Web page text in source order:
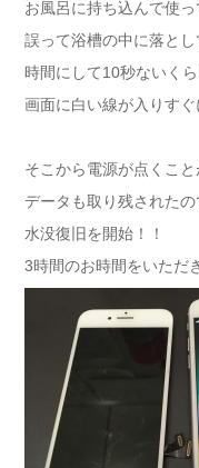
お風呂に持ち込んで使
誤って浴槽の中に落と
時間にして10秒ないく
画面に白い線が入りす
そこから電源が点くこと
データも取り残されたの
水没復旧を開始！！
3時間のお時間をいただ